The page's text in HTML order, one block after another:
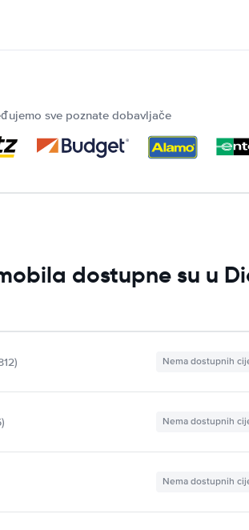
sve poznate dobavljače
dostupne su u
Nema dostupnih
Nema dostupnih
Nema dostupnih